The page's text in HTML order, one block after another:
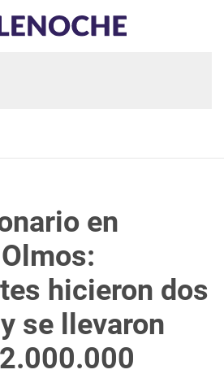
en
hicieron dos
se llevaron